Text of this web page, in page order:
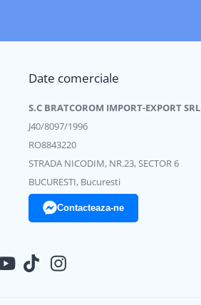
Date comerciale
S.C BRATCOROM IMPORT-EXPORT SRL
J40/8097/1996
RO8843220
STRADA NICODIM, NR.23, SECTOR 6
BUCURESTI, Bucuresti
Contacteaza-ne